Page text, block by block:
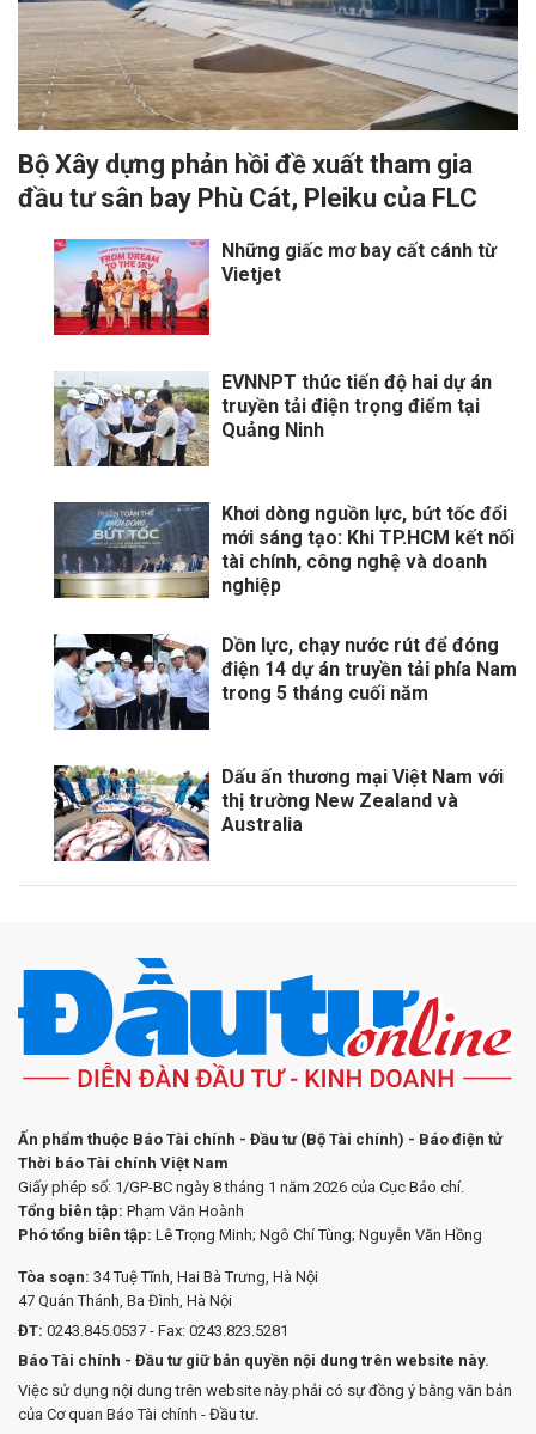
Bộ Xây dựng phản hồi đề xuất tham gia
đầu tư sân bay Phù Cát, Pleiku của FLC
Những giấc mơ bay cất cánh từ
Vietjet
EVNNPT thúc tiến độ hai dự án
truyền tải điện trọng điểm tại
Quảng Ninh
Khơi dòng nguồn lực, bứt tốc đổi
mới sáng tạo: Khi TP.HCM kết nối
tài chính, công nghệ và doanh
nghiệp
Dồn lực, chạy nước rút để đóng
điện 14 dự án truyền tải phía Nam
trong 5 tháng cuối năm
Dấu ấn thương mại Việt Nam với
thị trường New Zealand và
Australia
Ấn phẩm thuộc Báo Tài chính - Đầu tư (Bộ Tài chính) - Báo điện tử
Thời báo Tài chính Việt Nam
Giấy phép số: 1/GP-BC ngày 8 tháng 1 năm 2026 của Cục Báo chí.
Tổng biên tập: Phạm Văn Hoành
Phó tổng biên tập: Lê Trọng Minh; Ngô Chí Tùng; Nguyễn Văn Hồng
Tòa soạn: 34 Tuệ Tĩnh, Hai Bà Trưng, Hà Nội
47 Quán Thánh, Ba Đình, Hà Nội
ĐT: 0243.845.0537 - Fax: 0243.823.5281
Báo Tài chính - Đầu tư giữ bản quyền nội dung trên website này.
Việc sử dụng nội dung trên website này phải có sự đồng ý bằng văn bản
của Cơ quan Báo Tài chính - Đầu tư.